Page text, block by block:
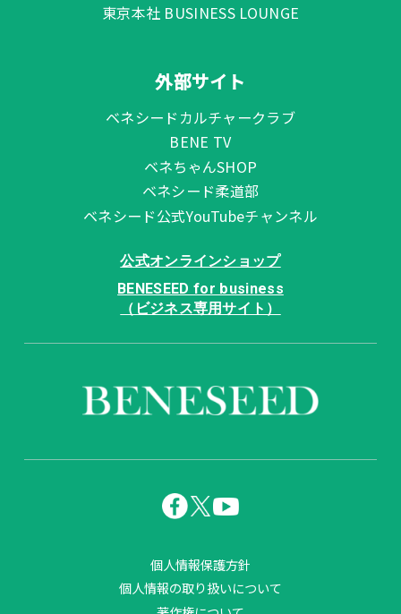
東京本社 BUSINESS LOUNGE
外部サイト
ベネシードカルチャークラブ
BENE TV
ベネちゃんSHOP
ベネシード柔道部
ベネシード公式YouTubeチャンネル
公式オンラインショップ
BENESEED for business
（ビジネス専用サイト）
個人情報保護方針
個人情報の取り扱いについて